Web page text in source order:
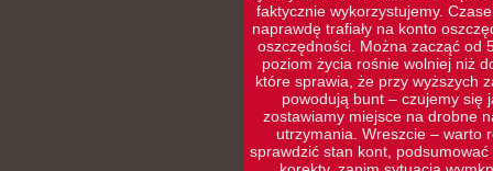
faktycznie wykorzystujemy.
naprawdę trafiały na konto
oszczędności. Można zacząć od
poziom życia rośnie wolniej niż
które sprawia, że przy wyższych
powodują bunt – czujemy się
zostawiamy miejsce na drobne
utrzymania. Wreszcie – warto
sprawdzić stan kont,